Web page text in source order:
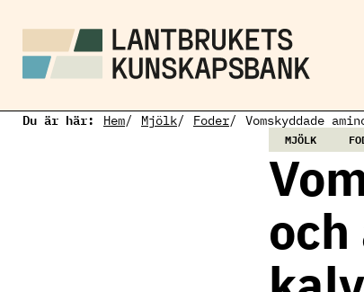
Du är här: Hem Mjölk Foder Vomskyddade
MJÖLK